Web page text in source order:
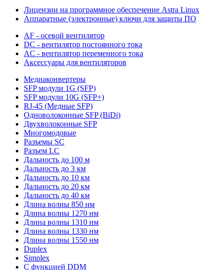
Лицензии на программное обеспечение Astra Linux
Аппаратные (электронные) ключи для защиты ПО
AF - осевой вентилятор
DC - вентилятор постоянного тока
AC - вентилятор переменного тока
Аксессуары для вентиляторов
Медиаконвертеры
SFP модули 1G (SFP)
SFP модули 10G (SFP+)
RJ-45 (Медные SFP)
Одноволоконные SFP (BiDi)
Двухволоконные SFP
Многомодовые
Разъемы SC
Разъем LC
Дальность до 100 м
Дальность до 3 км
Дальность до 10 км
Дальность до 20 км
Дальность до 40 км
Длина волны 850 нм
Длина волны 1270 нм
Длина волны 1310 нм
Длина волны 1330 нм
Длина волны 1550 нм
Duplex
Simplex
С функцией DDM